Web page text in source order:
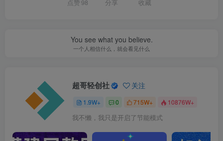
点赞 98 分享 收藏
You see what you believe.
一个人相信什么，就会看见什么
超哥轻创社 关注
1.9W+ 0 715W+ 10876W+
我不懒，我只是开启了节能模式